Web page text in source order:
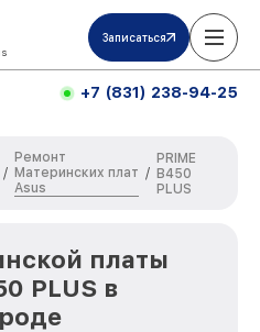
Записаться
+7 (831) 238-94-25
/
Ремонт
Материнских плат
Asus
/
PRIME
B450
PLUS
платы
PLUS в